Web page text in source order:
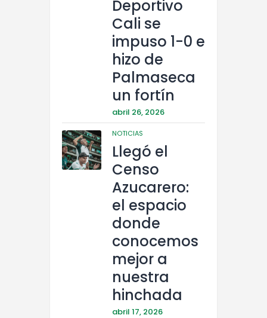
Deportivo
Cali se
impuso 1-0 e
hizo de
Palmaseca
un fortín
abril 26, 2026
NOTICIAS
Llegó el
Censo
Azucarero:
el espacio
donde
conocemos
mejor a
nuestra
hinchada
abril 17, 2026